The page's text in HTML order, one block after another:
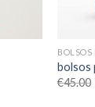
BOLSOS
bolsos
€45.00